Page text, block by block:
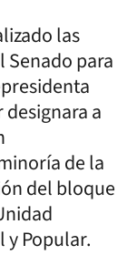
las
Senado para
a
de la
del bloque
y Popular.